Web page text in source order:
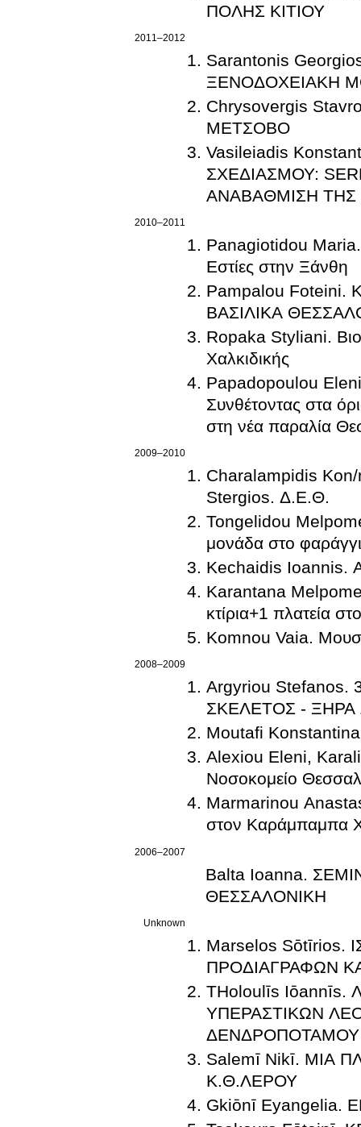
ΠΟΛΗΣ ΚΙΤΙΟΥ
2011–2012
Sarantonis
ΞΕΝΟΔΟΧΕΙΑΚΗ
Chrysovergis
ΜΕΤΣΟΒΟ
Vasileiadis
ΣΧΕΔΙΑΣΜΟΥ:
ΑΝΑΒΑΘΜΙΣΗ ΤΗΣ
2010–2011
Panagiotidou Maria.
Εστίες στην Ξάνθη
Pampalou
ΒΑΣΙΛΙΚΑ
Ropaka Styliani.
Χαλκιδικής
Papadopoulou
Συνθέτοντας στα
στη νέα παραλία
2009–2010
Charalampidis
Stergios. Δ.Ε.Θ.
Tongelidou
μονάδα στο
Kechaidis Ioannis.
Karantana
κτίρια+1 πλατεία
Komnou Vaia.
2008–2009
Argyriou Stefanos. 3 ΚΑΤΟΙΚΙΕΣ ΣΤΗΝ ΠΥΛΑΙΑ: ΜΕΤΑΛΛΙΚΟΣ
ΣΚΕΛΕΤΟΣ -
Alexiou Eleni, Karali
Νοσοκομείο
Marmarinou Anastasia,
στον Καράμπαμπα
2006–2007
Balta Ioanna.
ΘΕΣΣΑΛΟΝΙΚΗ
Unknown
Marselos
ΠΡΟΔΙΑΓΡΑΦΩΝ
THoloulīs
ΥΠΕΡΑΣΤΙΚΩΝ ΛΕΟΦΟΡΕΙΩΝ
ΔΕΝΔΡΟΠΟΤΑΜΟΥ
Salemī Nikī. ΜΙΑ
Κ.Θ.ΛΕΡΟΥ
Gkiōnī Eyangelia.